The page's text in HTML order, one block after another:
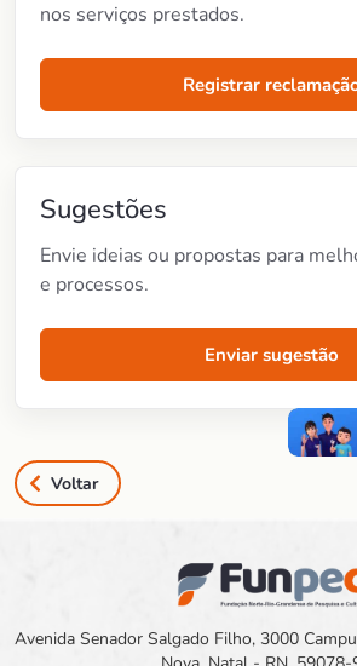
nos serviços prestados.
Registrar
Sugestões
Envie ideias ou propostas para
e processos.
Enviar sugestão
Voltar
Avenida Senador Salgado Filho, 3000